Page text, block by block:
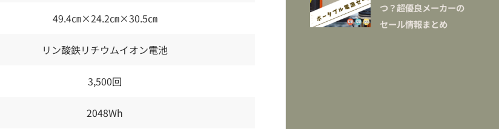
49.4㎝×24.2㎝×30.5㎝
リン酸鉄リチウムイオン電池
3,500回
2048Wh
つ？超優良メーカーの
セール情報まとめ